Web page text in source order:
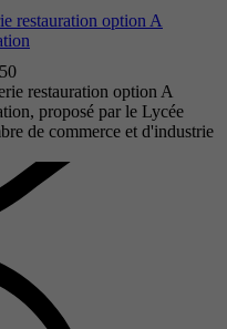
restauration option A
restauration option A
proposé par le Lycée
de commerce et d'industrie